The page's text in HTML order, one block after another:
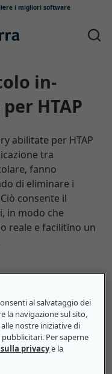
i migliori software
HTAP
abilitate per HTAP
tra
fanno
di eliminare i
consente il
in modo che
reale e facilitino un
in-memory
cosa
e medie
al salvataggio dei
la navigazione sul sito,
nostre iniziative di
Per saperne
privacye la